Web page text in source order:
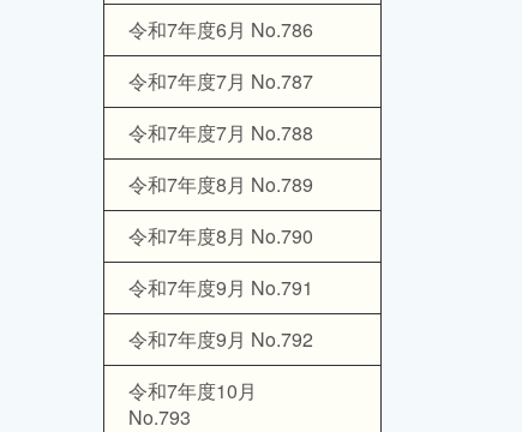
令和7年度6月 No.786
令和7年度7月 No.787
令和7年度7月 No.788
令和7年度8月 No.789
令和7年度8月 No.790
令和7年度9月 No.791
令和7年度9月 No.792
令和7年度10月
No.793